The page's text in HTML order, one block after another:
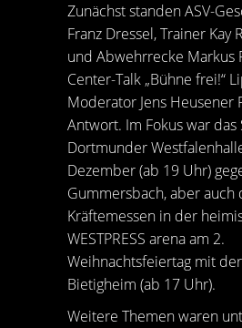
Zunächst standen ASV-
Franz Dressel, Trainer Kay
und Abwehrrecke Markus
Center-Talk „Bühne frei!“
Moderator Jens Heusener
Antwort. Im Fokus war
Dortmunder
Dezember (ab 19 Uhr)
Gummersbach, aber auch
Kräftemessen in der
WESTPRESS arena am 2.
Weihnachtsfeiertag mit
Bietigheim (ab 17 Uhr).
Weitere Themen waren